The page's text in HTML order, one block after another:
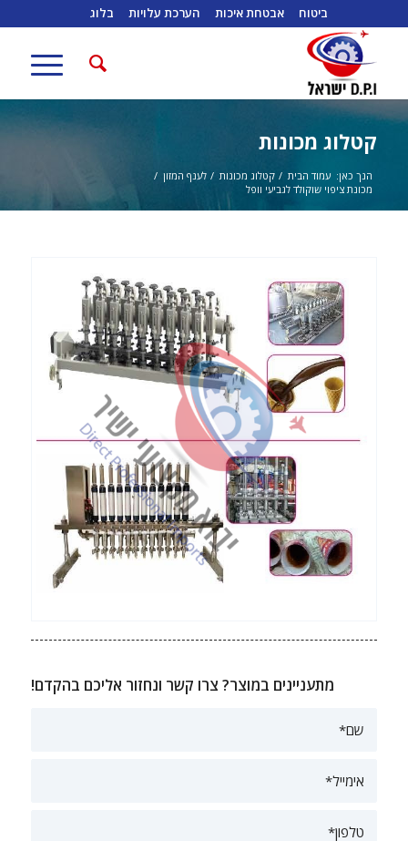
ביטוח אבטחת איכות הערכת עלויות בלוג
קטלוג מכונות
הנך כאן: עמוד הבית / קטלוג מכונות / לענף המזון /
מכונת ציפוי שוקולד לגביעי וופל
מתעניינים במוצר? צרו קשר ונחזור אליכם בהקדם!